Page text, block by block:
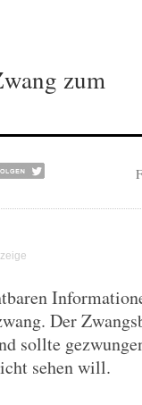
zum
Der
sollte
sehen will.